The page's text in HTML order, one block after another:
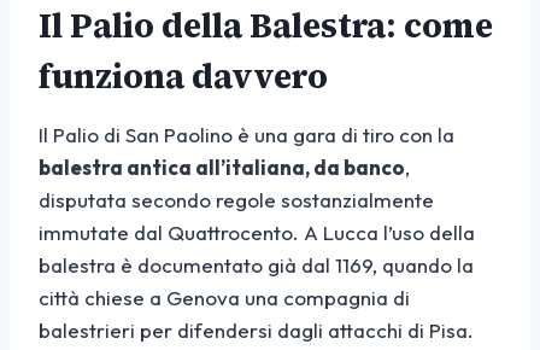
Il Palio della Balestra: come
funziona davvero
Il Palio di San Paolino è una gara di tiro con la
balestra antica all’italiana, da banco,
disputata secondo regole sostanzialmente
immutate dal Quattrocento. A Lucca l’uso della
balestra è documentato già dal 1169, quando la
città chiese a Genova una compagnia di
balestrieri per difendersi dagli attacchi di Pisa.